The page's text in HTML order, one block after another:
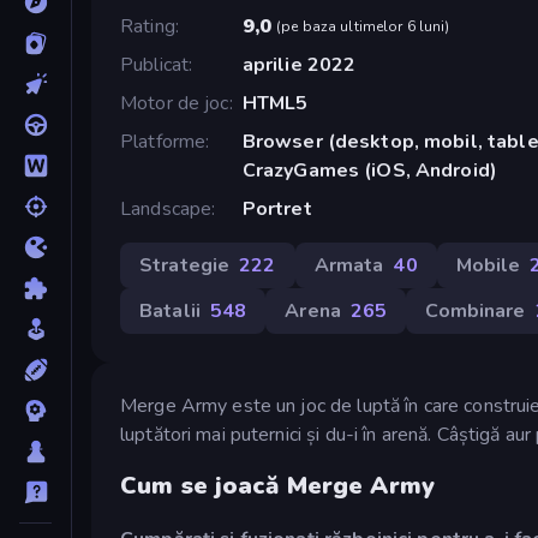
Rating
9,0 (pe baza ultimelor 6 luni)
Publicat
aprilie 2022
Motor de joc HTML5
Platforme
Browser (desktop, mobil,
CrazyGames (iOS, Android)
Landscape
Portret
Strategie 222 Armata 40 Mobile
Batalii 548 Arena 265 Combinare
Merge Army este un joc de luptă în care
luptători mai puternici și du-i în arenă. Câștigă
Cum se joacă Merge Army